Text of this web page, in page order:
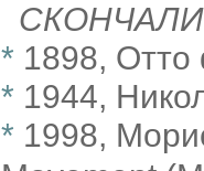
* 1898,
* 1944,
* 1998,